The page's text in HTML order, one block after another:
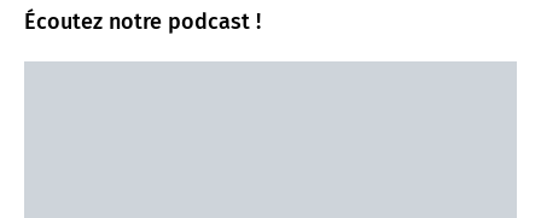
Écoutez notre podcast !